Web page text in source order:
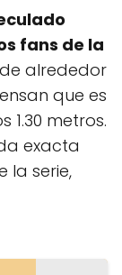
fans de la
alrededor
que es
1.30 metros.
exacta
la serie,